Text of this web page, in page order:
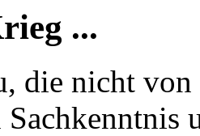
...
die nicht